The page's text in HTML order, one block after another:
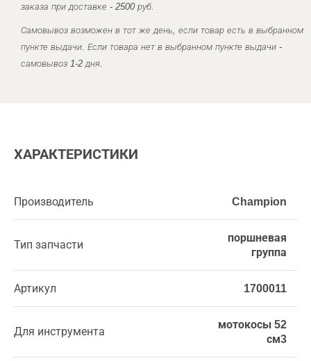
заказа при доставке - 2500 руб.
Самовывоз возможен в тот же день, если товар есть в выбранном
пункте выдачи. Если товара нет в выбранном пункте выдачи -
самовывоз 1-2 дня.
ХАРАКТЕРИСТИКИ
Производитель Champion
Тип запчасти
поршневая
группа
Артикул 1700011
Для инструмента
мотокосы 52
см3